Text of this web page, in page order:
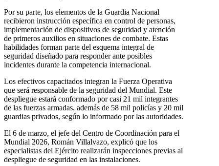
Por su parte, los elementos de la Guardia Nacional
recibieron instrucción específica en control de personas,
implementación de dispositivos de seguridad y atención
de primeros auxilios en situaciones de combate. Estas
habilidades forman parte del esquema integral de
seguridad diseñado para responder ante posibles
incidentes durante la competencia internacional.
Los efectivos capacitados integran la Fuerza Operativa
que será responsable de la seguridad del Mundial. Este
despliegue estará conformado por casi 21 mil integrantes
de las fuerzas armadas, además de 58 mil policías y 20 mil
guardias privados, según lo informado por las autoridades.
El 6 de marzo, el jefe del Centro de Coordinación para el
Mundial 2026, Román Villalvazo, explicó que los
especialistas del Ejército realizarán inspecciones previas al
despliegue de seguridad en las instalaciones.